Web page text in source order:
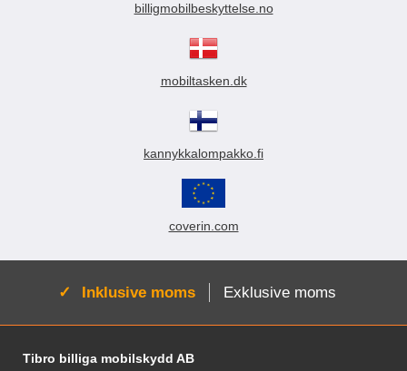
billigmobilbeskyttelse.no
mobiltasken.dk
kannykkalompakko.fi
coverin.com
Aktiv:
Inklusive moms Exklusive moms
Fodnoter Blandede oplysninger og links
Tibro billiga mobilskydd AB